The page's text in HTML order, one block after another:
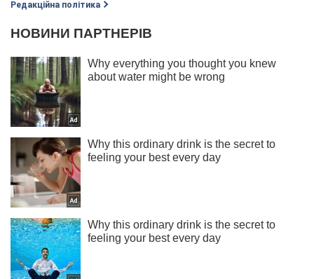
Редакційна політика